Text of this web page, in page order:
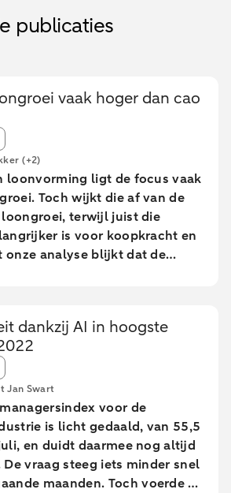
publicaties
vaak hoger dan cao
(+2)
loonvorming ligt de focus vaak
Toch wijkt die af van de
terwijl juist die
is voor koopkracht en
onze analyse blijkt dat de
van geanonimiseerde en
dankzij AI in hoogste
Jan Swart
voor de
is licht gedaald, van 55,5
en duidt daarmee nog altijd
vraag steeg iets minder snel
maanden. Toch voerde de